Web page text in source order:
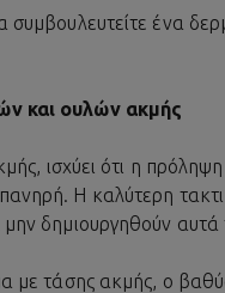
συμβουλευτείτε ένα
και ουλών ακμής
ισχύει ότι η
Η καλύτερη
δημιουργηθούν αυτά
με τάσης ακμής, ο